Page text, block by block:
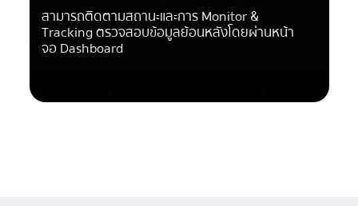
สามารถติดตามสถานะและการ Monitor &
Tracking ตรวจสอบข้อมูลย้อนหลังโดยผ่านหน้า
จอ Dashboard